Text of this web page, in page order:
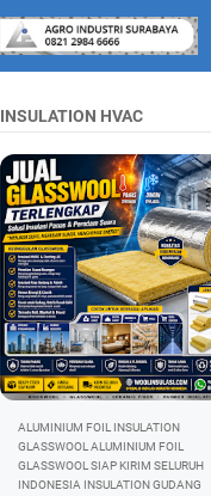
INSULATION HVAC
ALUMINIUM FOIL INSULATION
GLASSWOOL ALUMINIUM FOIL
GLASSWOOL SIAP KIRIM SELURUH
INDONESIA INSULATION GUDANG